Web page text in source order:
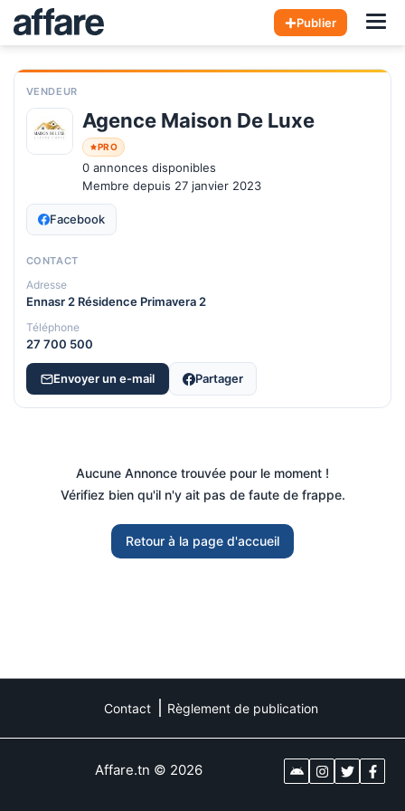
Publier
VENDEUR
Agence Maison De Luxe
PRO
0 annonces disponibles
Membre depuis 27 janvier 2023
Facebook
CONTACT
Adresse
Ennasr 2 Résidence Primavera 2
Téléphone
27 700 500
Envoyer un e-mail Partager
Aucune Annonce trouvée pour le moment !
Vérifiez bien qu'il n'y ait pas de faute de frappe.
Retour à la page d'accueil
Contact Règlement de publication
Affare.tn © 2026